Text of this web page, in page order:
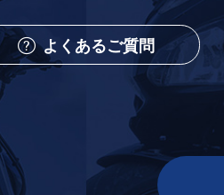
よくあるご質問